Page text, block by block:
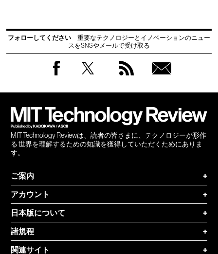
フォローしてください
重要なテクノロジーとイノベーションのニュー
スをSNSやメールで受け取る
MIT Technology Reviewは、読者の皆さまに、テクノロジーが形作
る 世界を理解するための知識を獲得していただくためにありま
す。
ご案内
+
アカウント
+
日本版について
+
諸規程
+
関連サイト
+